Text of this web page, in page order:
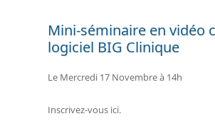
Mini-séminaire en vidéo
logiciel BIG Clinique
Le Mercredi 17 Novembre à 14h
Inscrivez-vous ici.